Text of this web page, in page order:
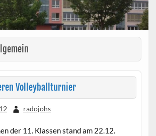
Volleyballturnier
radojohs
der 11. Klassen stand am 22.12.